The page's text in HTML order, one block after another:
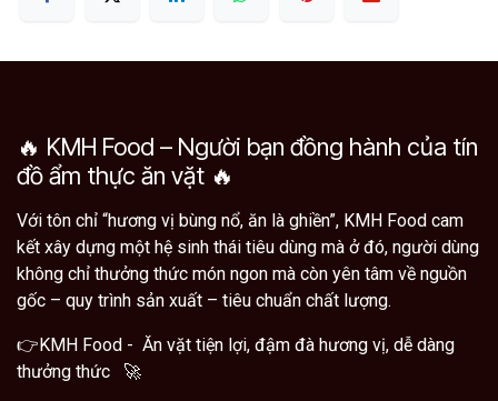
🔥 KMH Food – Người bạn đồng hành của tín
đồ ẩm thực ăn vặt 🔥
Với tôn chỉ “hương vị bùng nổ, ăn là ghiền”, KMH Food cam
kết xây dựng một hệ sinh thái tiêu dùng mà ở đó, người dùng
không chỉ thưởng thức món ngon mà còn yên tâm về nguồn
gốc – quy trình sản xuất – tiêu chuẩn chất lượng.
👉KMH Food - Ăn vặt tiện lợi, đậm đà hương vị, dễ dàng
thưởng thức 🚀